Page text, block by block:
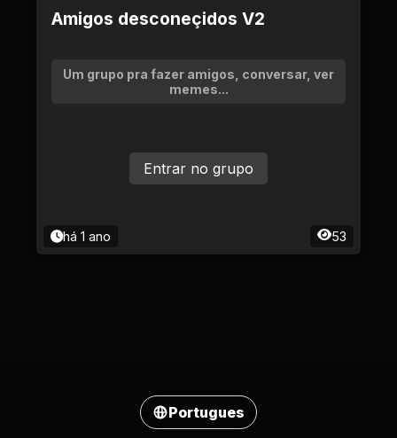
Amigos desconeçidos V2
Um grupo pra fazer amigos, conversar, ver
memes...
há 1 ano 53
Entrar no grupo
Portugues